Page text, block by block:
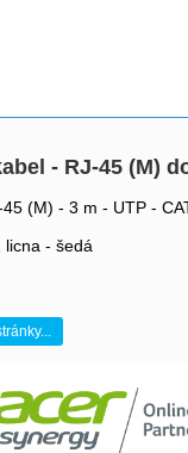
- RJ-45 (M)
(M) - 3 m - UTP -
- šedá